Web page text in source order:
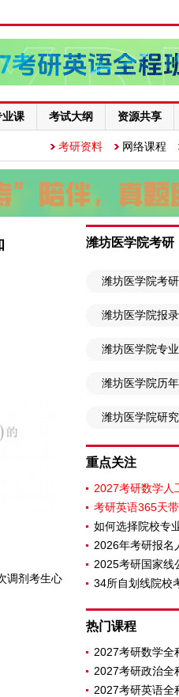
业课 考试大纲 资源共享
考研资料 网络课程
调剂考生心
潍坊医学院考研
潍坊医学院考
潍坊医学院报
潍坊医学院专
潍坊医学院历
潍坊医学院研
重点关注
2027考研数学人
考研英语365天
如何选择院校专
2026年考研报名
2025考研国家线
34所自划线院校
热门课程
2027考研数学全
2027考研政治全
2027考研英语全